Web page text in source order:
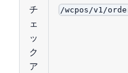
チ
ェ
ッ
ク
ア
/wcpos/v1/